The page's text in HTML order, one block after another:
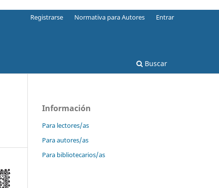
Buscar
Registrarse Normativa para Autores Entrar
Información
Para lectores/as
Para autores/as
Para bibliotecarios/as